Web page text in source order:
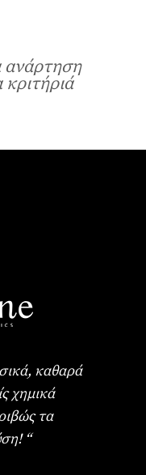
ανάρτηση
κριτήριά
καθαρά
χημικά
τα
“